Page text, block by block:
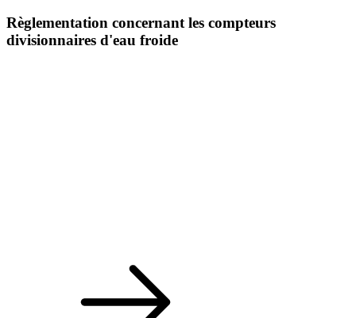
Règlementation concernant les compteurs
divisionnaires d'eau froide